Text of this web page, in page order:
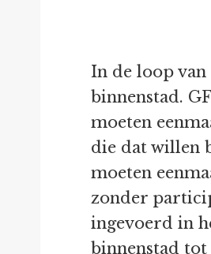
In de loop
binnenstad.
moeten
die dat willen
moeten
zonder
ingevoerd in
binnenstad tot